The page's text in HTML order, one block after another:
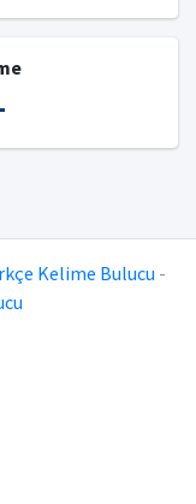
Kelime Bulucu -